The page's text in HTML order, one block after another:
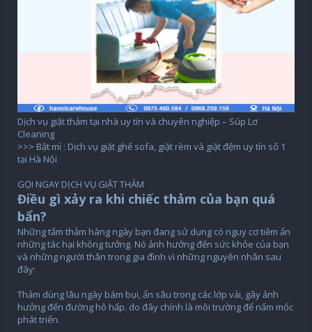
Dịch vụ giặt thảm tại nhà uy tín và chuyên nghiệp – Súp Lơ
Cleaning
>>> Bật mí : Dịch vụ giặt ghế sofa, giặt rèm và giặt đệm uy tín số 1
tại Hà Nội
GỌI NGAY DỊCH VỤ GIẶT THẢM
Điều gì xảy ra khi chiếc thảm của bạn quá
bẩn?
Những tấm thảm hàng ngày bạn đang sử dụng có nguy cơ tiềm ẩn
những tác hại không tưởng. Nó ảnh hưởng đến sức khỏe của bạn
và những người thân trong gia đình vì những nguyên nhân sau
đây:
Thảm dùng lâu ngày bám bụi, ẩn sâu trong các lớp vải, gây ảnh
hưởng đến đường hô hấp. do đây chính là môi trường để nấm mốc
phát triển.